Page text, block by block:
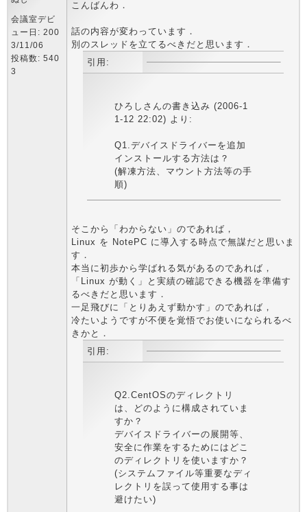
会議室デビ
ュー日: 200
3/11/06
投稿数: 540
3
こんばんわ．
話の内容が変わっています．
別のスレッドを立てるべきだと思います．
引用:
ひろしさんの書き込み (2006-1
1-12 22:02) より:
Q1.デバイスドライバーを追加
インストールする方法は？
(解凍方法、マウント方法等の手
順)
そこから「わからない」のであれば，
Linux を NotePC に導入する時点で無謀だと思いま
す．
本当に初歩から学ばれる気があるのであれば，
「Linux が動く」と実績の確認できる機器を準備す
るべきだと思います．
一足飛びに「とりあえず動かす」のであれば，
冷たいようですが不便を覚悟でお使いになられるべ
きかと．
引用:
Q2.CentOSのディレクトリ
は、どのように構成されていま
すか？
デバイスドライバーの展開等、
安全に作業をするためにはどこ
のディレクトリを使いますか？
(システムファイル等重要なディ
レクトリを誤って使用する事は
避けたい)